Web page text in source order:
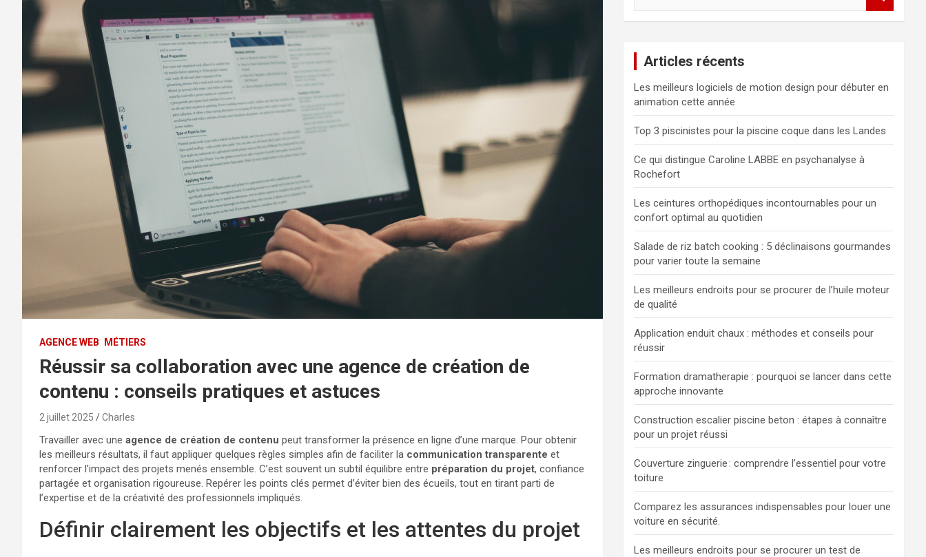
AGENCE WEB MÉTIERS
Réussir sa collaboration avec une agence de création de
contenu : conseils pratiques et astuces
2 juillet 2025 Charles
Travailler avec une agence de création de contenu peut transformer la présence en ligne d’une marque. Pour obtenir
les meilleurs résultats, il faut appliquer quelques règles simples afin de faciliter la communication transparente et
renforcer l’impact des projets menés ensemble. C’est souvent un subtil équilibre entre préparation du projet, confiance
partagée et organisation rigoureuse. Repérer les points clés permet d’éviter bien des écueils, tout en tirant parti de
l’expertise et de la créativité des professionnels impliqués.
Définir clairement les objectifs et les attentes du projet
c
h
e
r
Articles récents
Les meilleurs logiciels de motion design pour débuter en
animation cette année
Top 3 piscinistes pour la piscine coque dans les Landes
Ce qui distingue Caroline LABBE en psychanalyse à
Rochefort
Les ceintures orthopédiques incontournables pour un
confort optimal au quotidien
Salade de riz batch cooking : 5 déclinaisons gourmandes
pour varier toute la semaine
Les meilleurs endroits pour se procurer de l’huile moteur
de qualité
Application enduit chaux : méthodes et conseils pour
réussir
Formation dramatherapie : pourquoi se lancer dans cette
approche innovante
Construction escalier piscine beton : étapes à connaître
pour un projet réussi
Couverture zinguerie : comprendre l’essentiel pour votre
toiture
Comparez les assurances indispensables pour louer une
voiture en sécurité.
Les meilleurs endroits pour se procurer un test de